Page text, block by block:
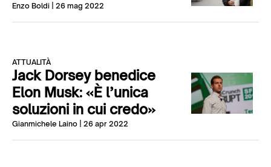
Enzo Boldi | 26 mag 2022
ATTUALITÀ
Jack Dorsey benedice
Elon Musk: «È l’unica
soluzioni in cui credo»
Gianmichele Laino | 26 apr 2022